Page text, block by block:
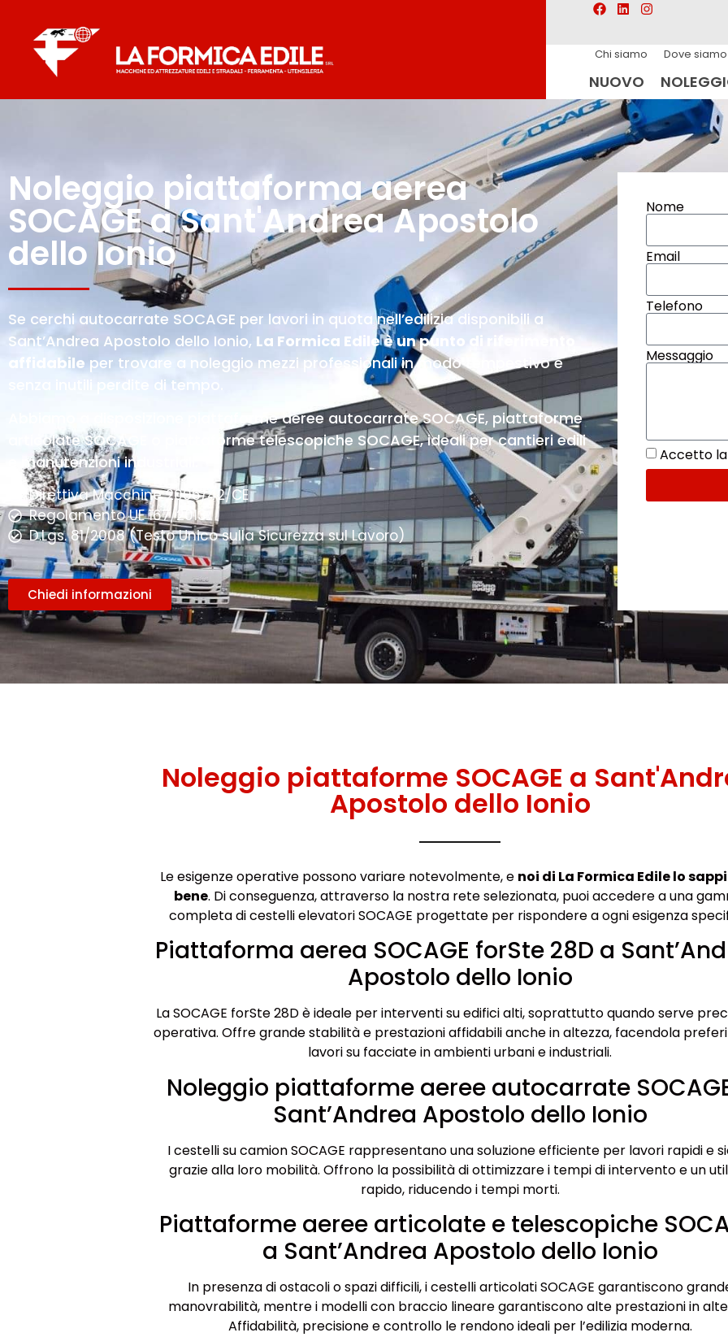
Chi siamo Dove siamo
NUOVO
Noleggio piattaforma aerea
SOCAGE a Sant'Andrea Apostolo
dello Ionio
Se cerchi autocarrate SOCAGE per lavori in quota nell’edilizia disponibili a
Sant’Andrea Apostolo dello Ionio, La Formica Edile è un punto di riferimento
affidabile per trovare a noleggio mezzi professionali in modo tempestivo e
senza inutili perdite di tempo.
Abbiamo a disposizione piattaforme aeree autocarrate SOCAGE, piattaforme
articolate SOCAGE o piattaforme telescopiche SOCAGE, ideali per cantieri edili
e manutenzioni industriali.
Direttiva Macchine 2006/42/CE
Regolamento UE 167/2013
D.Lgs. 81/2008 (Testo Unico sulla Sicurezza sul Lavoro)
Chiedi informazioni
Nome
Email
Telefono
Messaggio
Accetto
Noleggio piattaforme SOCAGE a
Apostolo dello Ionio
Le esigenze operative possono variare notevolmente, e noi di La Formica Edile lo
bene. Di conseguenza, attraverso la nostra rete selezionata, puoi accedere a una
completa di cestelli elevatori SOCAGE progettate per rispondere a ogni esigenza
Piattaforma aerea SOCAGE forSte 28D a
Apostolo dello Ionio
La SOCAGE forSte 28D è ideale per interventi su edifici alti, soprattutto quando serve
operativa. Offre grande stabilità e prestazioni affidabili anche in altezza, facendola
lavori su facciate in ambienti urbani e industriali.
Noleggio piattaforme aeree autocarrate
Sant’Andrea Apostolo dello Ionio
I cestelli su camion SOCAGE rappresentano una soluzione efficiente per lavori rapidi e
grazie alla loro mobilità. Offrono la possibilità di ottimizzare i tempi di intervento e un
rapido, riducendo i tempi morti.
Piattaforme aeree articolate e telescopiche
a Sant’Andrea Apostolo dello Ionio
In presenza di ostacoli o spazi difficili, i cestelli articolati SOCAGE garantiscono
manovrabilità, mentre i modelli con braccio lineare garantiscono alte prestazioni in
Affidabilità, precisione e controllo le rendono ideali per l’edilizia moderna.